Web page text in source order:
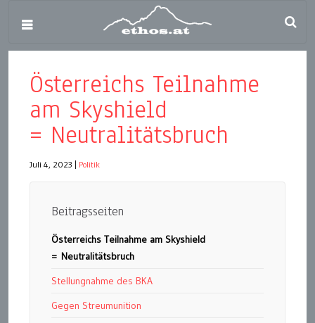
Österreichs Teilnahme
am Skyshield
= Neutralitätsbruch
Juli 4, 2023 Politik
Beitragsseiten
Österreichs Teilnahme am Skyshield
= Neutralitätsbruch
Stellungnahme des BKA
Gegen Streumunition